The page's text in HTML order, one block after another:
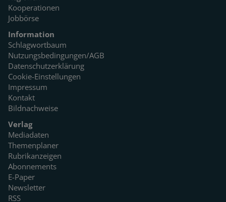
Kooperationen
Jobbörse
Information
Schlagwortbaum
Nutzungsbedingungen/AGB
Datenschutzerklärung
Cookie-Einstellungen
Impressum
Kontakt
Bildnachweise
Verlag
Mediadaten
Themenplaner
Rubrikanzeigen
Abonnements
E-Paper
Newsletter
RSS